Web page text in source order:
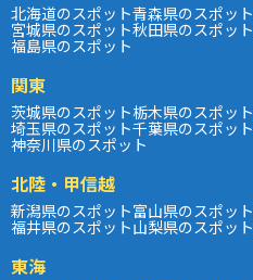
北海道のスポット青森県のスポット
宮城県のスポット秋田県のスポット
福島県のスポット
関東
茨城県のスポット栃木県のスポット
埼玉県のスポット千葉県のスポット
神奈川県のスポット
北陸・甲信越
新潟県のスポット富山県のスポット
福井県のスポット山梨県のスポット
東海